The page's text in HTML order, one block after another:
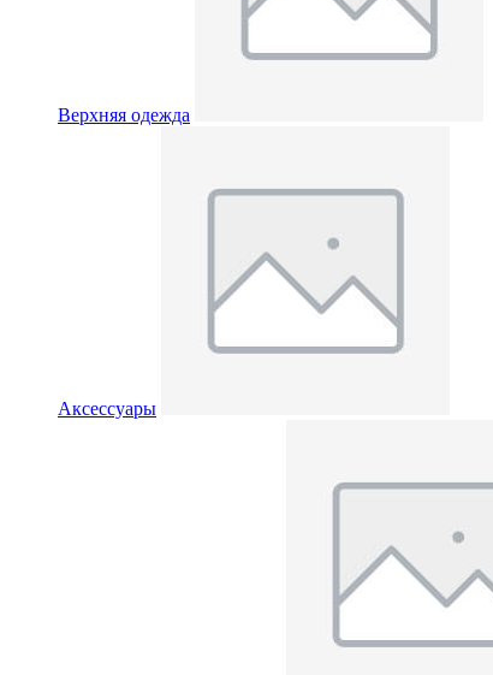
Верхняя одежда
Аксессуары